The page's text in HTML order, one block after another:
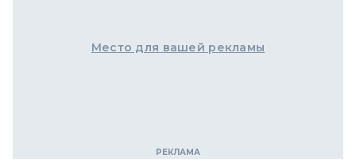
Место для вашей рекламы